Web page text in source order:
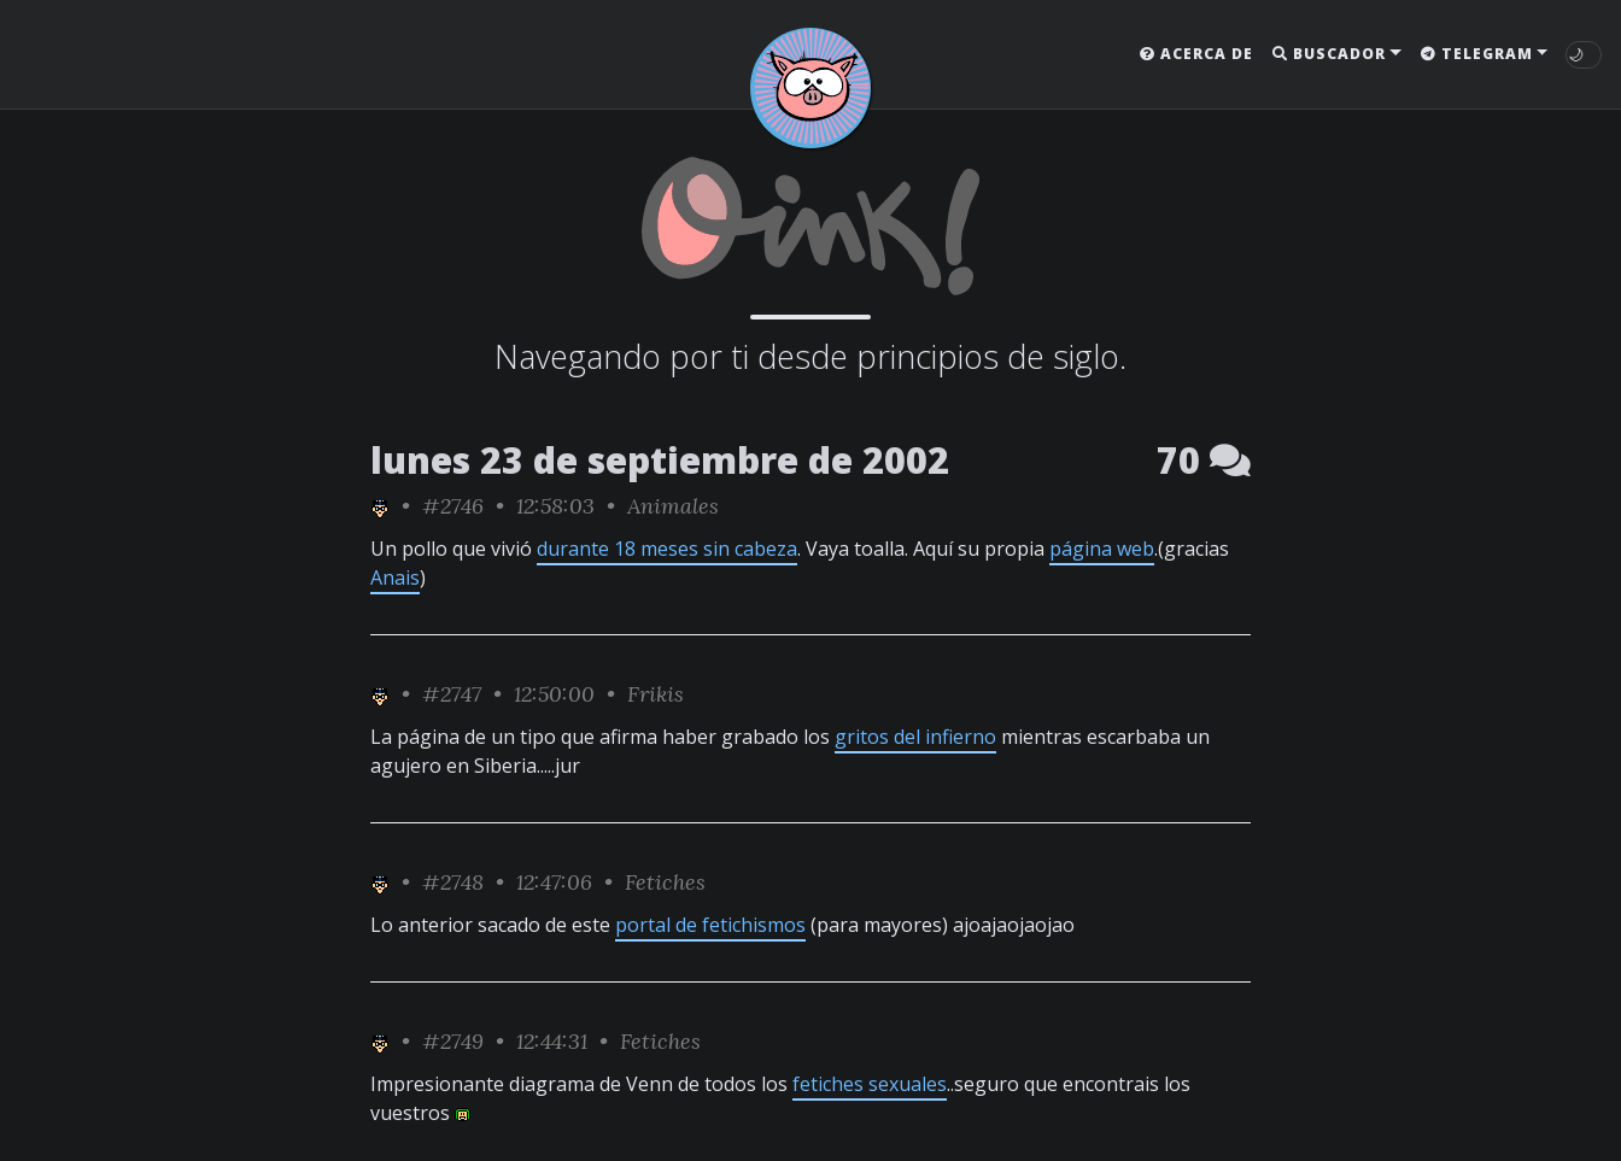
ACERCA DE BUSCADOR TELEGRAM 🌙
Navegando por ti desde principios de siglo.
lunes 23 de septiembre de 2002 70
• #2746 • 12:58:03 • Animales
Un pollo que vivió durante 18 meses sin cabeza. Vaya toalla. Aquí su propia página web.(gracias
Anais)
• #2747 • 12:50:00 • Frikis
La página de un tipo que afirma haber grabado los gritos del infierno mientras escarbaba un
agujero en Siberia.....jur
• #2748 • 12:47:06 • Fetiches
Lo anterior sacado de este portal de fetichismos (para mayores) ajoajaojaojao
• #2749 • 12:44:31 • Fetiches
Impresionante diagrama de Venn de todos los fetiches sexuales..seguro que encontrais los
vuestros